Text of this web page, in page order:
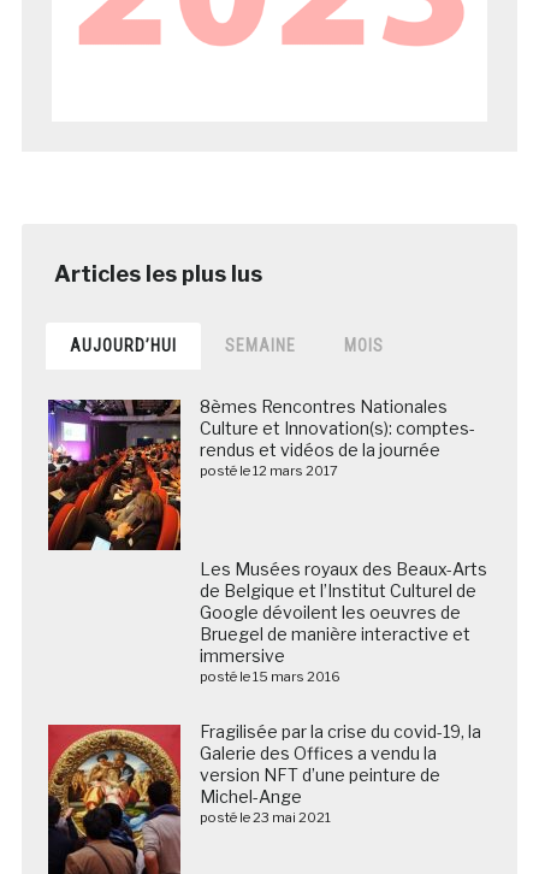
AUJOURD’HUI SEMAINE MOIS
8èmes Rencontres Nationales
Culture et Innovation(s): comptes-
rendus et vidéos de la journée
posté le 12 mars 2017
Les Musées royaux des Beaux-Arts de Belgique et
l’Institut Culturel de Google dévoilent les oeuvres de
Bruegel de manière interactive et immersive
Fragilisée par la crise du covid-19, la
Galerie des Offices a vendu la
Michel-Ange
posté le 23 mai 2021
Webinaire CLIC – Amcsti : «